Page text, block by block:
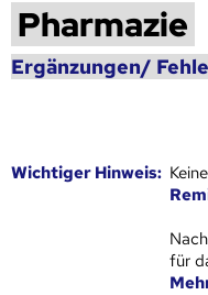
Pharmazie
Ergänzungen/
Wich­ti­ger Hin­weis:
für